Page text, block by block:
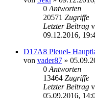
0 Antworten
20571 Zugriffe
Letzter Beitrag
09.12.2016,
D17A8 Pleuel-
von vader87 »
0 Antworten
13464 Zugriffe
Letzter Beitrag
05.09.2016,